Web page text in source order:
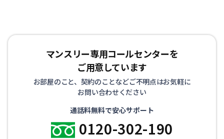
マンスリー専用コールセンターを
ご用意しています
お部屋のこと、契約のことなどご不明点はお気軽に
お問い合わせください
通話料無料で安心サポート
0120-302-190